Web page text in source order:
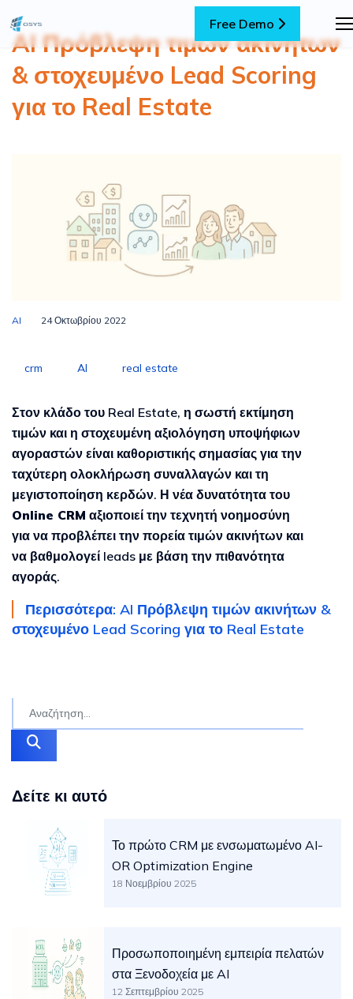
Free Demo
AI Πρόβλεψη τιμών ακινήτων
& στοχευμένο Lead Scoring
για το Real Estate
AI 24 Οκτωβρίου 2022
crm AI real estate
Στον κλάδο του Real Estate, η σωστή εκτίμηση
τιμών και η στοχευμένη αξιολόγηση υποψήφιων
αγοραστών είναι καθοριστικής σημασίας για την
ταχύτερη ολοκλήρωση συναλλαγών και τη
μεγιστοποίηση κερδών. Η νέα δυνατότητα του
Online CRM αξιοποιεί την τεχνητή νοημοσύνη
για να προβλέπει την πορεία τιμών ακινήτων και
να βαθμολογεί leads με βάση την πιθανότητα
αγοράς.
Περισσότερα: AI Πρόβλεψη τιμών ακινήτων &
στοχευμένο Lead Scoring για το Real Estate
Δείτε κι αυτό
Το πρώτο CRM με ενσωματωμένο AI-
OR Optimization Engine
18 Νοεμβρίου 2025
Προσωποποιημένη εμπειρία πελατών
στα Ξενοδοχεία με AI
12 Σεπτεμβρίου 2025